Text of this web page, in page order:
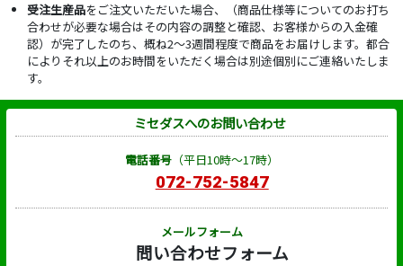
受注生産品をご注文いただいた場合、（商品仕様等についてのお打ち
合わせが必要な場合はその内容の調整と確認、お客様からの入金確
認）が完了したのち、概ね2～3週間程度で商品をお届けします。都合
によりそれ以上のお時間をいただく場合は別途個別にご連絡いたしま
す。
ミセダスへのお問い合わせ
電話番号（平日10時～17時）
072-752-5847
メールフォーム
問い合わせフォーム